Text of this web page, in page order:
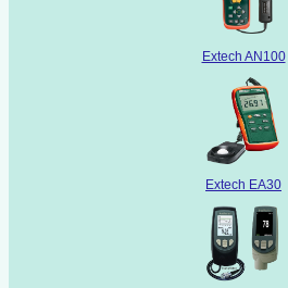
Extech AN100
Extech EA30